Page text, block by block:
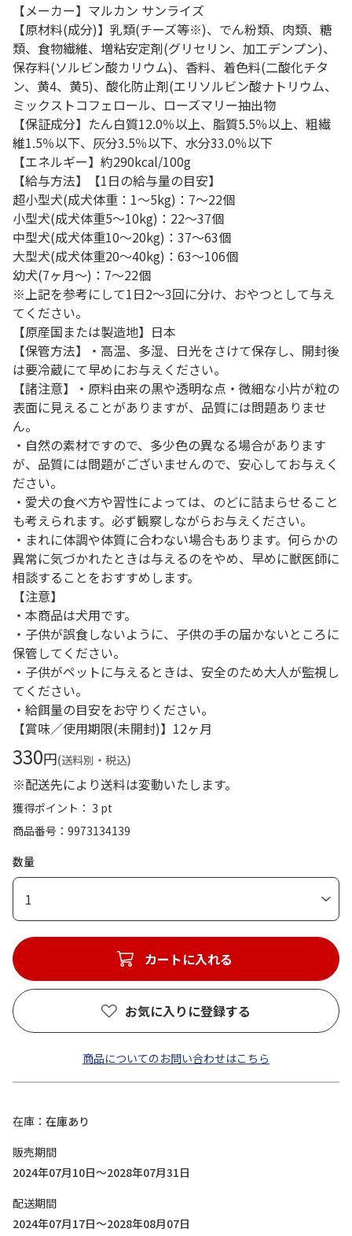
【メーカー】マルカン サンライズ
【原材料(成分)】乳類(チーズ等※)、でん粉類、肉類、糖
類、食物繊維、増粘安定剤(グリセリン、加工デンプン)、
保存料(ソルビン酸カリウム)、香料、着色料(二酸化チタ
ン、黄4、黄5)、酸化防止剤(エリソルビン酸ナトリウム、
ミックストコフェロール、ローズマリー抽出物
【保証成分】たん白質12.0％以上、脂質5.5％以上、粗繊
維1.5％以下、灰分3.5％以下、水分33.0％以下
【エネルギー】約290kcal/100g
【給与方法】【1日の給与量の目安】
超小型犬(成犬体重：1～5kg)：7～22個
小型犬(成犬体重5～10kg)：22～37個
中型犬(成犬体重10～20kg)：37～63個
大型犬(成犬体重20～40kg)：63～106個
幼犬(7ヶ月～)：7～22個
※上記を参考にして1日2～3回に分け、おやつとして与え
てください。
【原産国または製造地】日本
【保管方法】・高温、多湿、日光をさけて保存し、開封後
は要冷蔵にて早めにお与えください。
【諸注意】・原料由来の黒や透明な点・微細な小片が粒の
表面に見えることがありますが、品質には問題ありませ
ん。
・自然の素材ですので、多少色の異なる場合があります
が、品質には問題がございませんので、安心してお与えく
ださい。
・愛犬の食べ方や習性によっては、のどに詰まらせること
も考えられます。必ず観察しながらお与えください。
・まれに体調や体質に合わない場合もあります。何らかの
異常に気づかれたときは与えるのをやめ、早めに獣医師に
相談することをおすすめします。
【注意】
・本商品は犬用です。
・子供が誤食しないように、子供の手の届かないところに
保管してください。
・子供がペットに与えるときは、安全のため大人が監視し
てください。
・給餌量の目安をお守りください。
【賞味／使用期限(未開封)】12ヶ月
330円(送料別・税込)
※配送先により送料は変動いたします。
獲得ポイント： 3 pt
商品番号
9973134139
数量
1
カートに入れる
お気に入りに登録する
商品についてのお問い合わせはこちら
在庫
在庫あり
販売期間
2024年07月10日～2028年07月31日
配送期間
2024年07月17日～2028年08月07日